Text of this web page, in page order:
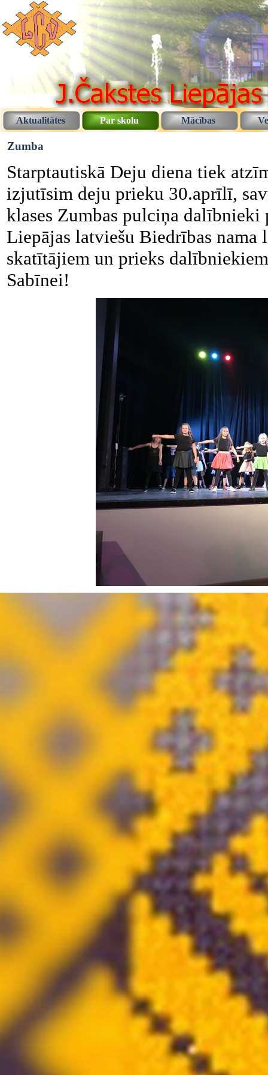
Aktualitātes Par skolu Mācības
Zumba
Starptautiskā Deju diena tiek
izjutīsim deju prieku 30.aprīlī,
klases Zumbas pulciņa
Liepājas latviešu Biedrības nama
skatītājiem un prieks
Sabīnei!